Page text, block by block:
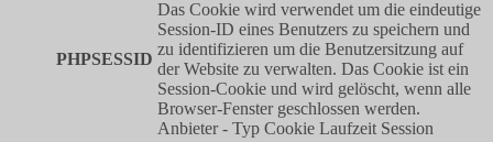
PHPSESSID
Das Cookie wird verwendet um die eindeutige
Session-ID eines Benutzers zu speichern und
zu identifizieren um die Benutzersitzung auf
der Website zu verwalten. Das Cookie ist ein
Session-Cookie und wird gelöscht, wenn alle
Browser-Fenster geschlossen werden.
Anbieter - Typ Cookie Laufzeit Session